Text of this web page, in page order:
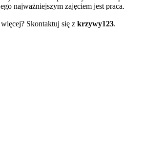
najważniejszym zajęciem jest praca.
Skontaktuj się z krzywy123.